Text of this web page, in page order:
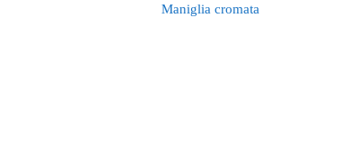
Maniglia cromata